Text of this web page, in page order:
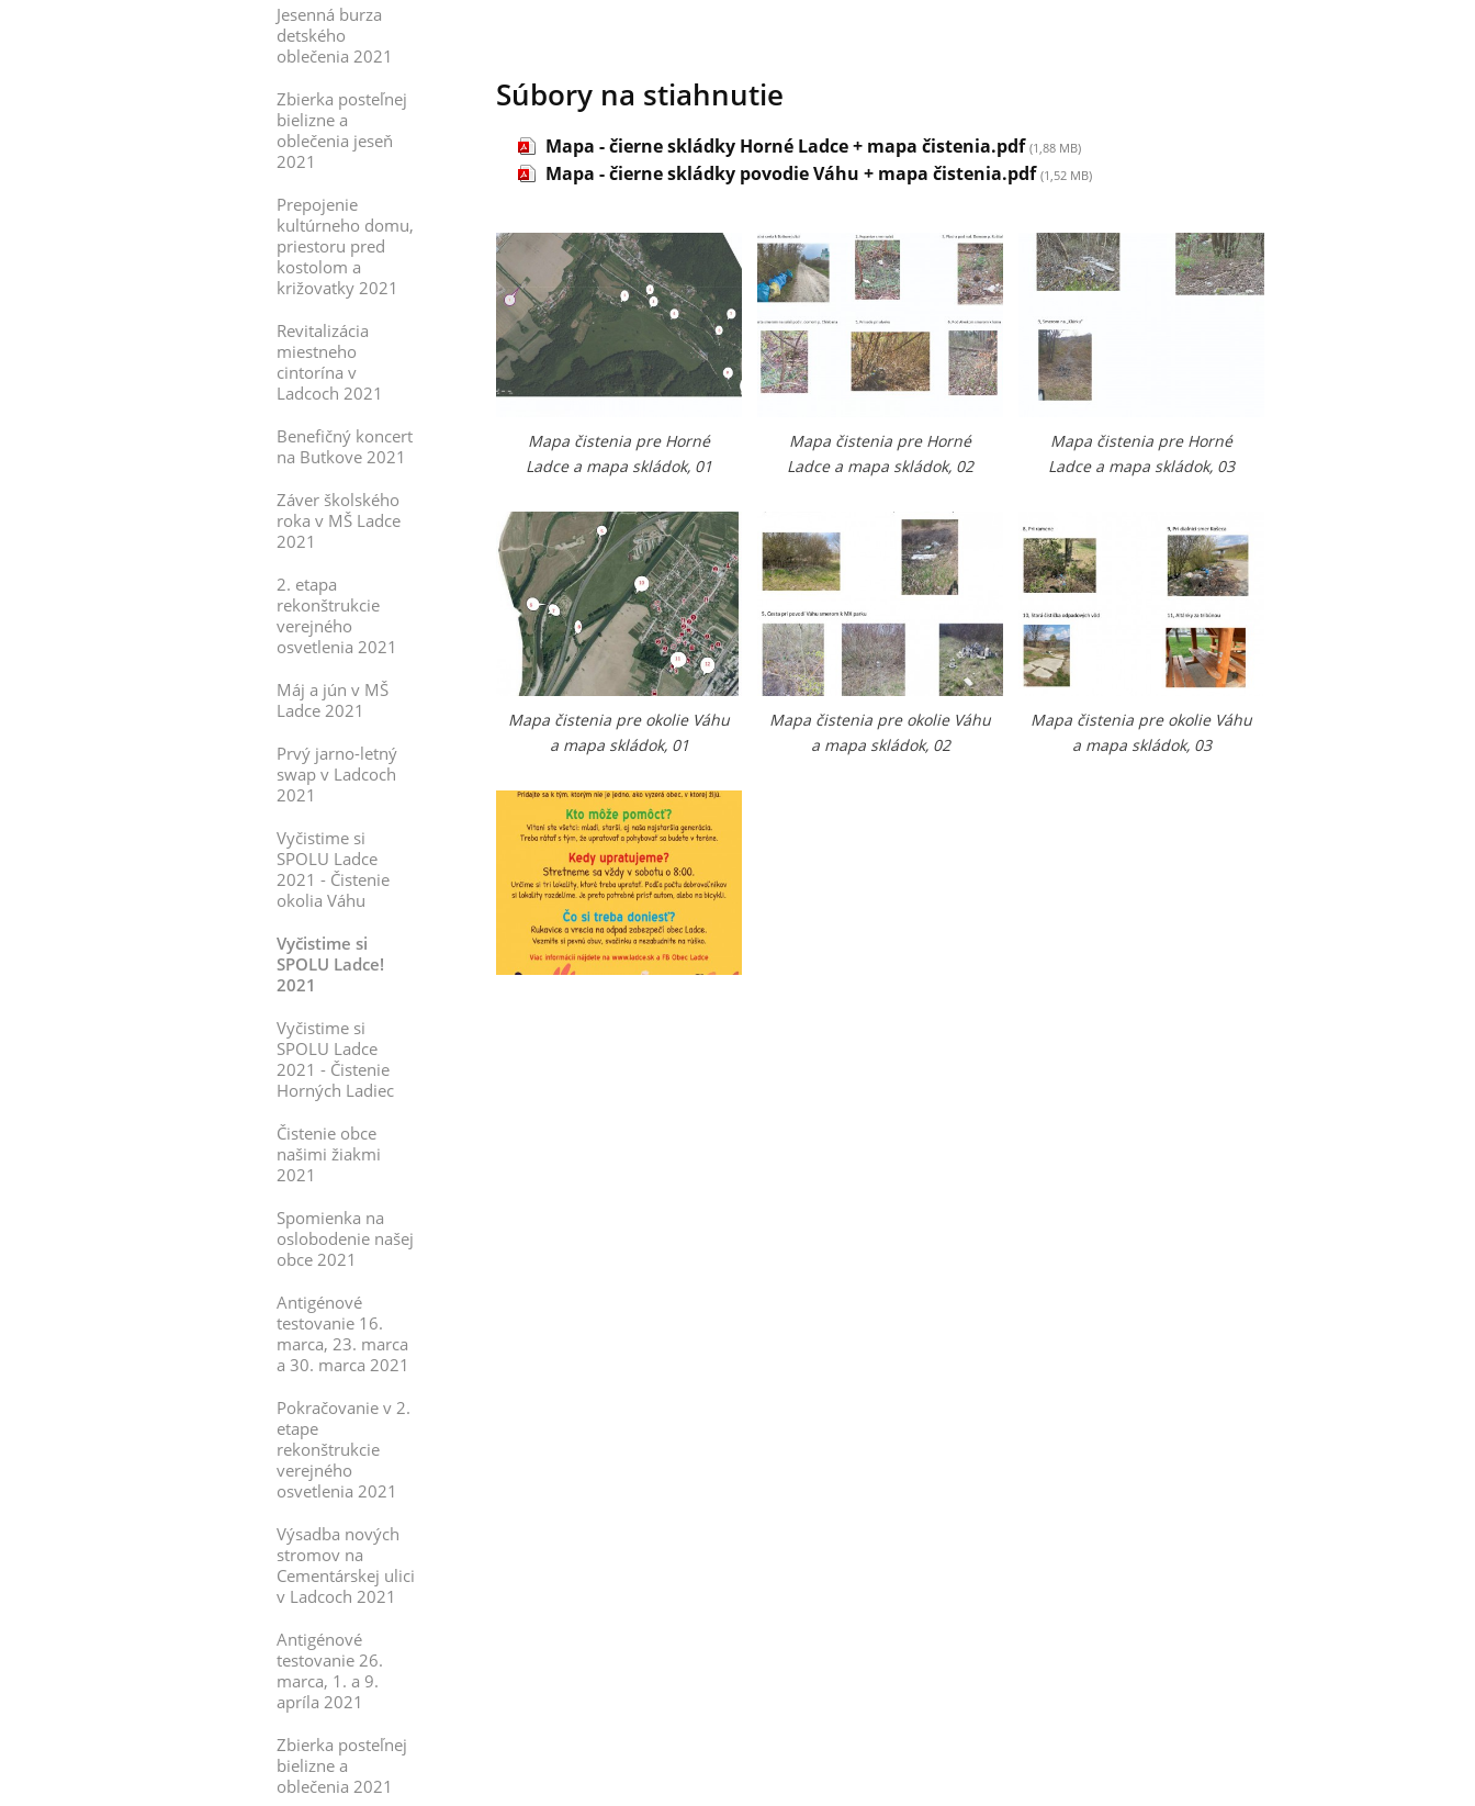
Jesenná burza
detského
oblečenia 2021
Zbierka posteľnej
bielizne a
oblečenia jeseň
2021
Prepojenie
kultúrneho domu,
priestoru pred
kostolom a
križovatky 2021
Revitalizácia
miestneho
cintorína v
Ladcoch 2021
Benefičný koncert
na Butkove 2021
Záver školského
roka v MŠ Ladce
2021
2. etapa
rekonštrukcie
verejného
osvetlenia 2021
Máj a jún v MŠ
Ladce 2021
Prvý jarno-letný
swap v Ladcoch
2021
Vyčistime si
SPOLU Ladce
2021 - Čistenie
okolia Váhu
Vyčistime si
SPOLU Ladce!
2021
Vyčistime si
SPOLU Ladce
2021 - Čistenie
Horných Ladiec
Čistenie obce
našimi žiakmi
2021
Spomienka na
oslobodenie našej
obce 2021
Antigénové
testovanie 16.
marca, 23. marca
a 30. marca 2021
Pokračovanie v 2.
etape
rekonštrukcie
verejného
osvetlenia 2021
Výsadba nových
stromov na
Cementárskej ulici
v Ladcoch 2021
Antigénové
testovanie 26.
marca, 1. a 9.
apríla 2021
Zbierka posteľnej
bielizne a
oblečenia 2021
Súbory na stiahnutie
Mapa - čierne skládky Horné Ladce + mapa čistenia.pdf (1,88 MB)
Mapa - čierne skládky povodie Váhu + mapa čistenia.pdf (1,52 MB)
Mapa čistenia pre Horné
Ladce a mapa skládok, 01
Mapa čistenia pre Horné
Ladce a mapa skládok, 02
Mapa čistenia pre Horné
Ladce a mapa skládok, 03
Mapa čistenia pre okolie Váhu
a mapa skládok, 01
Mapa čistenia pre okolie Váhu
a mapa skládok, 02
Mapa čistenia pre okolie Váhu
a mapa skládok, 03